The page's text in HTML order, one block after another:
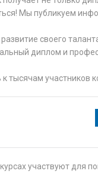
Мы публикуем
своего
диплом и
к тысячам
участвуют для